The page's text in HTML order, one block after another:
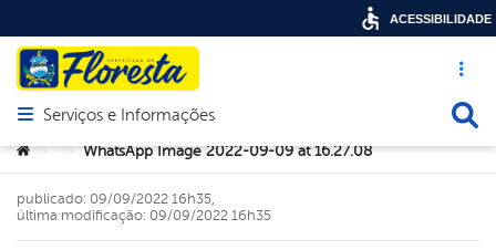
Acesso
Abrir menu principal de navegação
Serviços e Informações
Você está aqui:
> > WhatsApp Image 2022-09-09 at 16.27.08
publicado: 09/09/2022 16h35,
última modificação: 09/09/2022 16h35
ACESSIBILIDADE